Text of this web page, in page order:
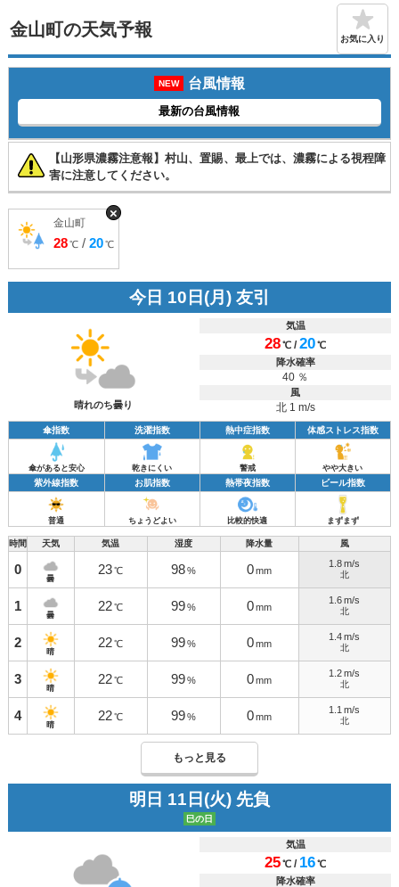
金山町の天気予報 お気に入り
NEW 台風情報
最新の台風情報
【山形県濃霧注意報】村山、置賜、最上では、濃霧による視程障
害に注意してください。
金山町
28℃/ 20℃
×
今日 10日(月) 友引
晴れのち曇り
気温
28℃ /20℃
降水確率
40 ％
風
北 1 m/s
傘指数 洗濯指数 熱中症指数 体感ストレス指数
傘があると安心 乾きにくい 警戒 やや大きい
紫外線指数 お肌指数 熱帯夜指数 ビール指数
普通 ちょうどよい 比較的快適 まずまず
時間 天気 気温 湿度 降水量 風
0
曇
23 ℃ 98 % 0 mm
1.8 m/s
北
1
曇
22 ℃ 99 % 0 mm
1.6 m/s
北
2
晴
22 ℃ 99 % 0 mm
1.4 m/s
北
3
晴
22 ℃ 99 % 0 mm
1.2 m/s
北
4
晴
22 ℃ 99 % 0 mm
1.1 m/s
北
もっと見る
明日 11日(火) 先負
巳の日
気温
25℃ / 16℃
降水確率